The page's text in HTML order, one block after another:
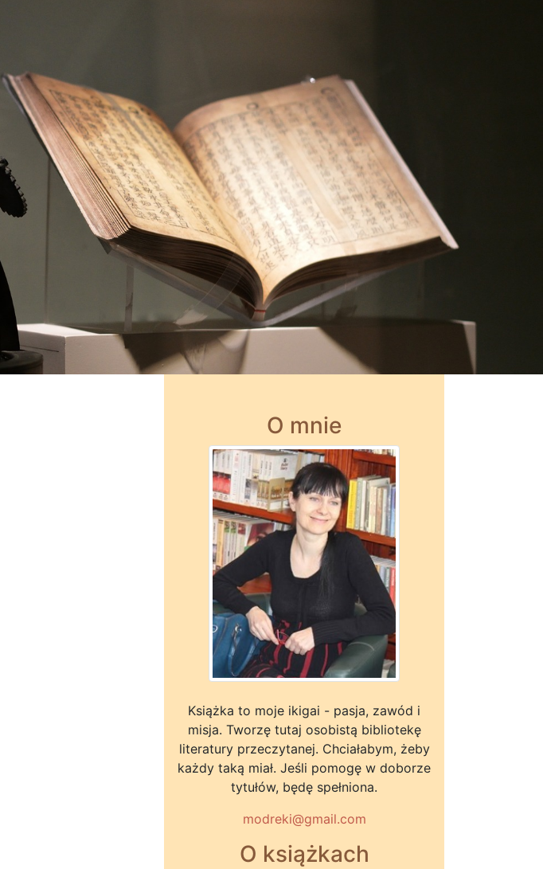
O mnie
Książka to moje ikigai - pasja, zawód i
misja. Tworzę tutaj osobistą bibliotekę
literatury przeczytanej. Chciałabym, żeby
każdy taką miał. Jeśli pomogę w doborze
tytułów, będę spełniona.
modreki@gmail.com
O książkach